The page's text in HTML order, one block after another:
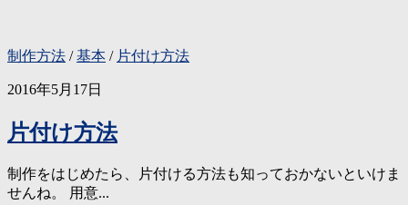
制作方法 /基本 / 片付け方法
2016年5月17日
片付け方法
制作をはじめたら、片付ける方法も知っておかないといけま
せんね。 用意...